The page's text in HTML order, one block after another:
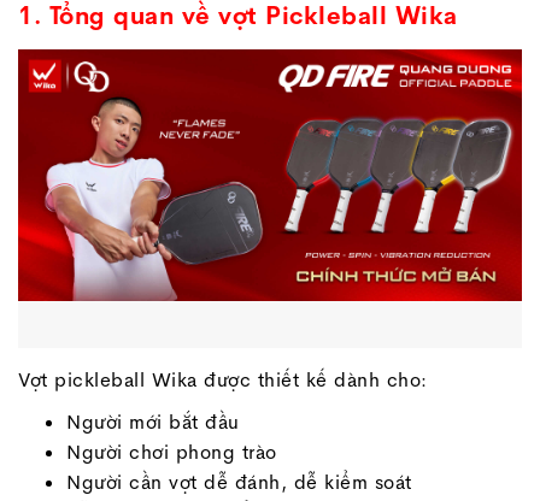
1. Tổng quan về vợt Pickleball Wika
Vợt pickleball Wika được thiết kế dành cho:
Người mới bắt đầu
Người chơi phong trào
Người cần vợt dễ đánh, dễ kiểm soát